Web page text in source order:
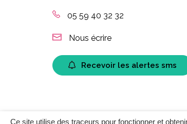
Ce site utilise des traceurs pour fonctionner et
05 59 40 32 32
Nous écrire
Recevoir les alertes sms